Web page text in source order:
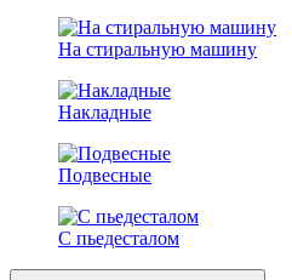
На стиральную машину
Накладные
Подвесные
С пьедесталом